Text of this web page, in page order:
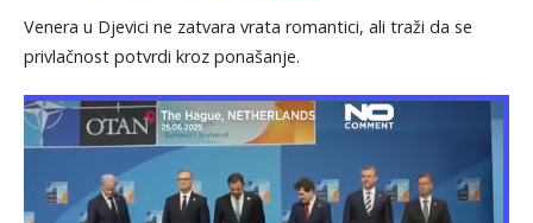
Venera u Djevici ne zatvara vrata romantici, ali traži da se
privlačnost potvrdi kroz ponašanje.